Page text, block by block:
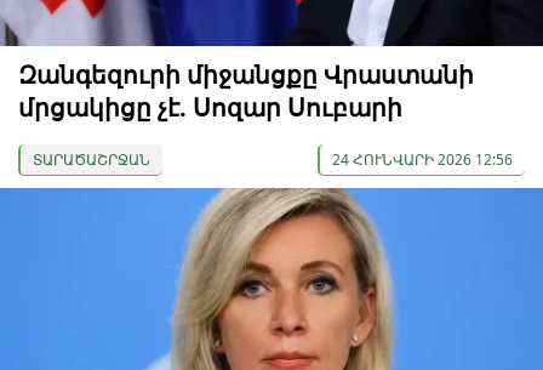
Զանգեզուրի միջանցքը Վրաստանի
մրցակիցը չէ. Սոզար Սուբարի
ՏԱՐԱԾԱՇՐՋԱՆ 24 ՀՈՒՆՎԱՐԻ 2026 12:56